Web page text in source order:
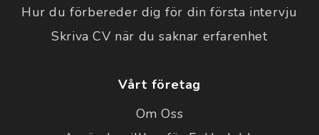
Hur du förbereder dig för din första intervju
Skriva CV när du saknar erfarenhet
Vårt företag
Om Oss